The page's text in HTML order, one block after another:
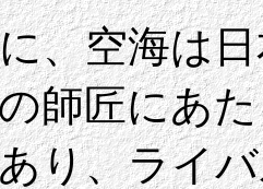
、空海は
師匠にあ
り、ライ